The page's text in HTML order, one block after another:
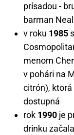
prísadou -
barman
v roku 1985
menom
v pohári na
citrón),
dostupná
rok 1990 je
drinku